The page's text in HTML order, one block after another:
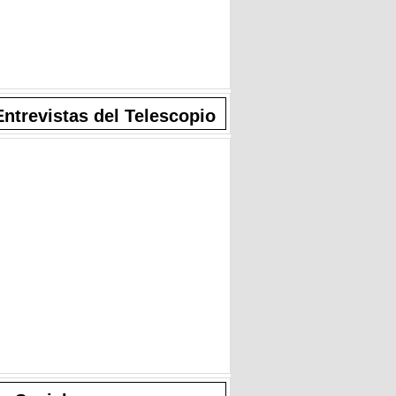
del Telescopio